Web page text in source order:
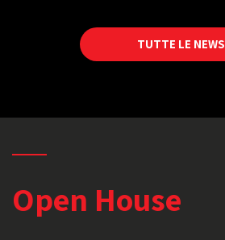
TUTTE LE NEWS
Open House